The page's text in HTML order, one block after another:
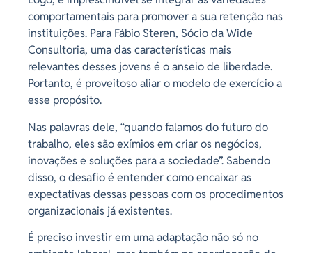
comportamentais para promover a sua retenção nas
instituições. Para Fábio Steren, Sócio da Wide
Consultoria, uma das características mais
relevantes desses jovens é o anseio de liberdade.
Portanto, é proveitoso aliar o modelo de exercício a
esse propósito.
Nas palavras dele, “quando falamos do futuro do
trabalho, eles são exímios em criar os negócios,
inovações e soluções para a sociedade”. Sabendo
disso, o desafio é entender como encaixar as
expectativas dessas pessoas com os procedimentos
organizacionais já existentes.
É preciso investir em uma adaptação não só no